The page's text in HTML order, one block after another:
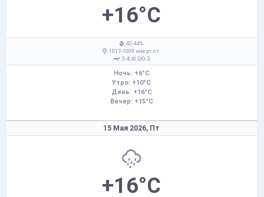
+16°C
: 42-44%
: 1017-1009 мм рт.ст.
: 3-4,
З,Ю-З
Ночь: +6°C
Утро: +10°C
День: +16°C
Вечер: +15°C
15 Мая 2026, Пт
+16°C